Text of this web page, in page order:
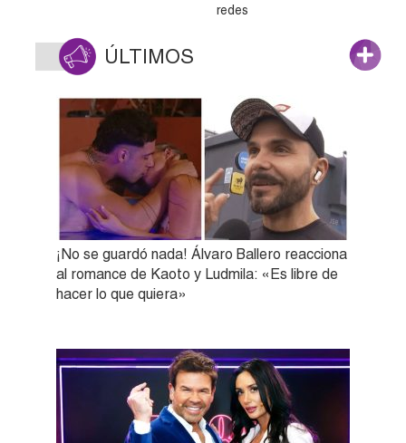
redes
ÚLTIMOS
¡No se guardó nada! Álvaro Ballero reacciona
al romance de Kaoto y Ludmila: «Es libre de
hacer lo que quiera»